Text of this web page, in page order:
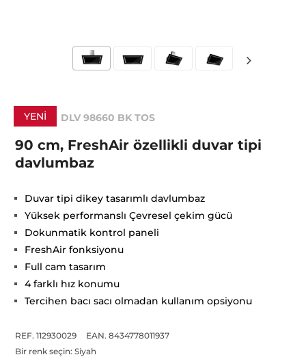
YENI DLV 98660 BK TOS
90 cm, FreshAir özellikli duvar tipi
davlumbaz
Duvar tipi dikey tasarımlı davlumbaz
Yüksek performanslı Çevresel çekim gücü
Dokunmatik kontrol paneli
FreshAir fonksiyonu
Full cam tasarım
4 farklı hız konumu
Tercihen bacı sacı olmadan kullanım opsiyonu
REF. 112930029
EAN. 8434778011937
Bir renk seçin:Siyah